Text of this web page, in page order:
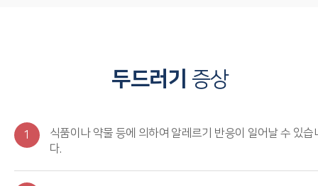
두드러기 증상
1
식품이나 약물 등에 의하여 알레르기 반응이 일어날 수 있습
다.